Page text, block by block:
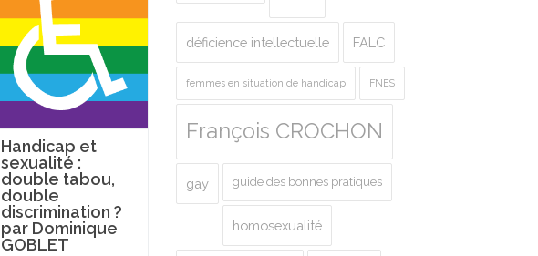
Handicap et
sexualité :
double tabou,
double
discrimination ?
par Dominique
GOBLET
déficience intellectuelle FALC
femmes en situation de handicap FNES
François CROCHON
gay guide des bonnes pratiques
homosexualité